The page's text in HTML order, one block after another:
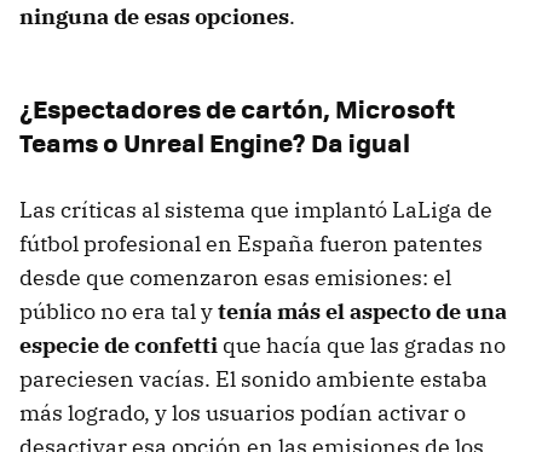
ninguna de esas opciones.
¿Espectadores de cartón, Microsoft
Teams o Unreal Engine? Da igual
Las críticas al sistema que implantó LaLiga de
fútbol profesional en España fueron patentes
desde que comenzaron esas emisiones: el
público no era tal ytenía más el aspecto de una
especie de confetti que hacía que las gradas no
pareciesen vacías. El sonido ambiente estaba
más logrado, y los usuarios podían activar o
desactivar esa opción en las emisiones de los